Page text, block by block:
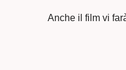
Anche il film vi